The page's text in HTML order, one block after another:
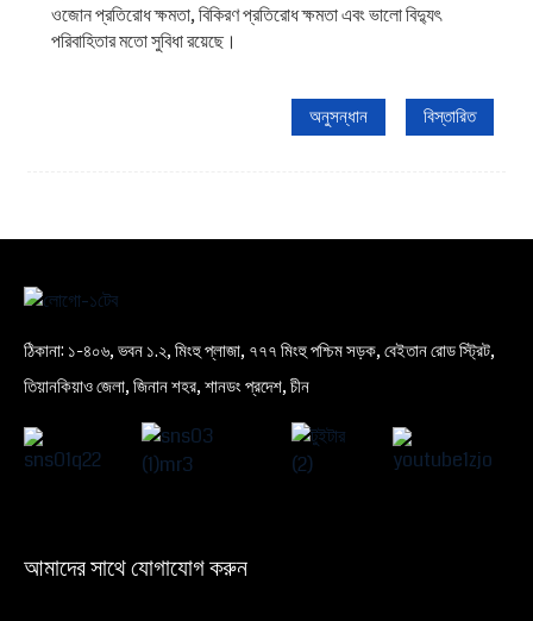
ওজোন প্রতিরোধ ক্ষমতা, বিকিরণ প্রতিরোধ ক্ষমতা এবং ভালো বিদ্যুৎ
পরিবাহিতার মতো সুবিধা রয়েছে।
অনুসন্ধান বিস্তারিত
ঠিকানা: ১-৪০৬, ভবন ১.২, মিংহু প্লাজা, ৭৭৭ মিংহু পশ্চিম সড়ক, বেইতান রোড স্ট্রিট,
তিয়ানকিয়াও জেলা, জিনান শহর, শানডং প্রদেশ, চীন
আমাদের সাথে যোগাযোগ করুন